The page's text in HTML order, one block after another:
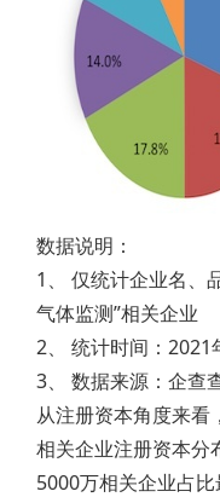
数据说明：
1、 仅统计企业名、
气体监测”相关企业
2、 统计时间：2021
3、 数据来源：企查
从注册资本角度来看
相关企业注册资本分
5000万相关企业占